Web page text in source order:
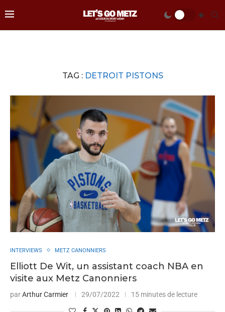
TAG : DETROIT PISTONS
INTERVIEWS METZ CANONNIERS
Elliott De Wit, un assistant coach NBA en
visite aux Metz Canonniers
parArthur Carmier 29/07/2022 15 minutes de lecture